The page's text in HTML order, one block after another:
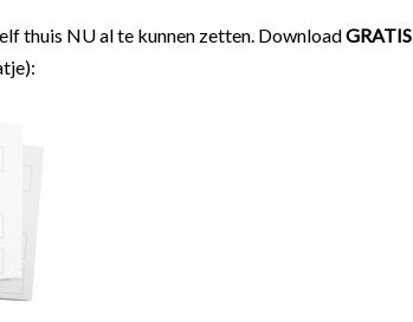
thuis NU al te kunnen zetten. DownloadGRATIS